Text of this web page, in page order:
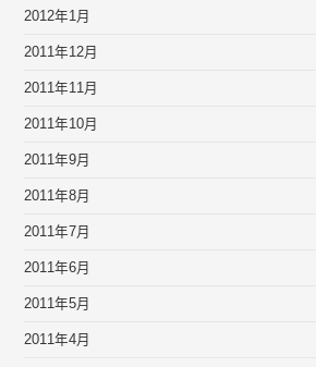
2012年1月
2011年12月
2011年11月
2011年10月
2011年9月
2011年8月
2011年7月
2011年6月
2011年5月
2011年4月